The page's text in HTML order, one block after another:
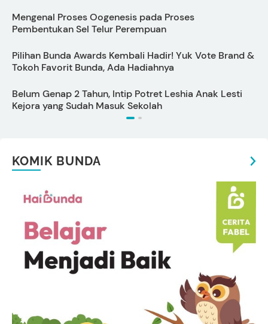
Mengenal Proses Oogenesis pada Proses
Pembentukan Sel Telur Perempuan
Pilihan Bunda Awards Kembali Hadir! Yuk Vote Brand &
Tokoh Favorit Bunda, Ada Hadiahnya
Belum Genap 2 Tahun, Intip Potret Leshia Anak Lesti
Kejora yang Sudah Masuk Sekolah
KOMIK BUNDA